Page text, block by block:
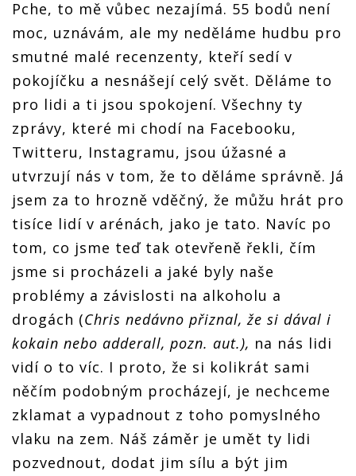
Pche, to mě vůbec nezajímá. 55 bodů není
moc, uznávám, ale my neděláme hudbu pro
smutné malé recenzenty, kteří sedí v
pokojíčku a nesnášejí celý svět. Děláme to
pro lidi a ti jsou spokojení. Všechny ty
zprávy, které mi chodí na Facebooku,
Twitteru, Instagramu, jsou úžasné a
utvrzují nás v tom, že to děláme správně. Já
jsem za to hrozně vděčný, že můžu hrát pro
tisíce lidí v arénách, jako je tato. Navíc po
tom, co jsme teď tak otevřeně řekli, čím
jsme si procházeli a jaké byly naše
problémy a závislosti na alkoholu a
drogách (Chris nedávno přiznal, že si dával i
kokain nebo adderall, pozn. aut.), na nás lidi
vidí o to víc. I proto, že si kolikrát sami
něčím podobným procházejí, je nechceme
zklamat a vypadnout z toho pomyslného
vlaku na zem. Náš záměr je umět ty lidi
pozvednout, dodat jim sílu a být jim